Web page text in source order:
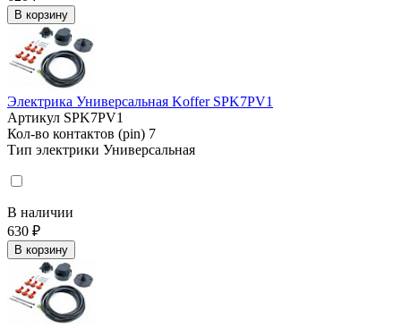
В корзину
Электрика Универсальная Koffer SPK7PV1
Артикул SPK7PV1
Кол-во контактов (pin) 7
Тип электрики Универсальная
В наличии
630 ₽
В корзину